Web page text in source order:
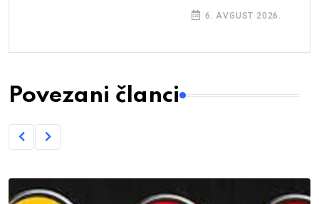
6. AVGUST 2026.
Povezani članci